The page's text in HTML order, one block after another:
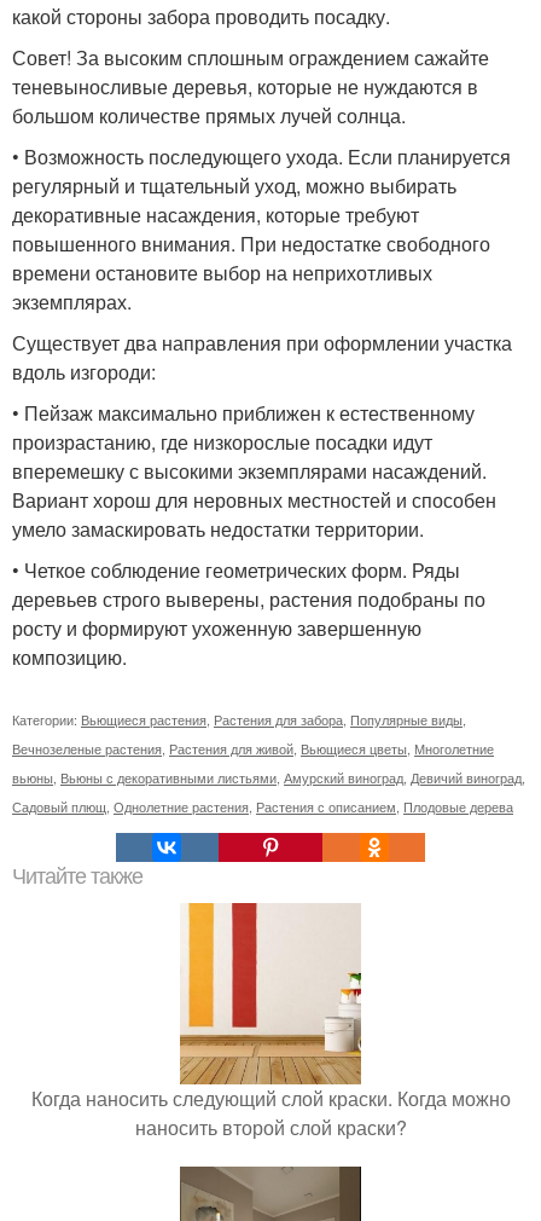
какой стороны забора проводить посадку.
Совет! За высоким сплошным ограждением сажайте
теневыносливые деревья, которые не нуждаются в
большом количестве прямых лучей солнца.
• Возможность последующего ухода. Если планируется
регулярный и тщательный уход, можно выбирать
декоративные насаждения, которые требуют
повышенного внимания. При недостатке свободного
времени остановите выбор на неприхотливых
экземплярах.
Существует два направления при оформлении участка
вдоль изгороди:
• Пейзаж максимально приближен к естественному
произрастанию, где низкорослые посадки идут
вперемешку с высокими экземплярами насаждений.
Вариант хорош для неровных местностей и способен
умело замаскировать недостатки территории.
• Четкое соблюдение геометрических форм. Ряды
деревьев строго выверены, растения подобраны по
росту и формируют ухоженную завершенную
композицию.
Категории: Вьющиеся растения Растения для забора Популярные виды
Вечнозеленые растения Растения для живой Вьющиеся цветы Многолетние
вьюны Вьюны с декоративными листьями Амурский виноград Девичий виноград
Садовый плющ Однолетние растения Растения с описанием Плодовые дерева
Читайте также
Когда наносить следующий слой краски. Когда можно
наносить второй слой краски?